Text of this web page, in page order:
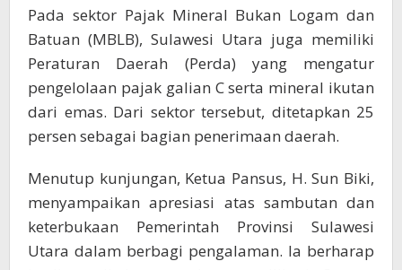
Pada sektor Pajak Mineral Bukan Logam dan
Batuan (MBLB), Sulawesi Utara juga memiliki
Peraturan Daerah (Perda) yang mengatur
pengelolaan pajak galian C serta mineral ikutan
dari emas. Dari sektor tersebut, ditetapkan 25
persen sebagai bagian penerimaan daerah.
Menutup kunjungan, Ketua Pansus, H. Sun Biki,
menyampaikan apresiasi atas sambutan dan
keterbukaan Pemerintah Provinsi Sulawesi
Utara dalam berbagi pengalaman. Ia berharap